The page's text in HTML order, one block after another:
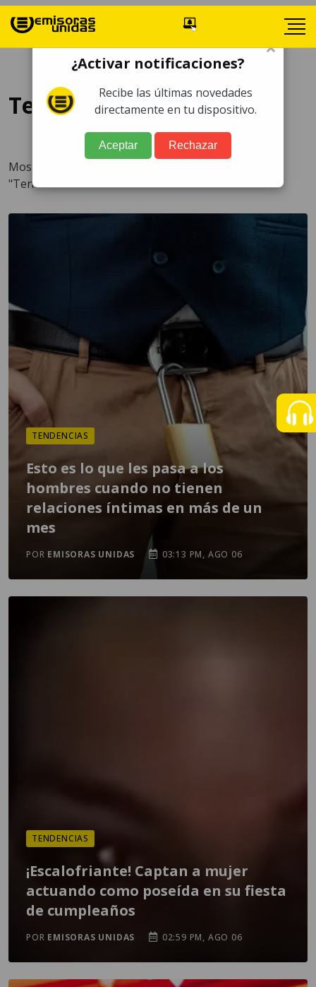
Tendencias
Mostrando 4.045 artículos para la categoría
"Tendencias"
TENDENCIAS
Esto es lo que les pasa a los
hombres cuando no tienen
relaciones íntimas en más de un
mes
POR EMISORAS UNIDAS 03:13 PM, AGO 06
TENDENCIAS
¡Escalofriante! Captan a mujer
actuando como poseída en su fiesta
de cumpleaños
POR EMISORAS UNIDAS 02:59 PM, AGO 06
×
¿Activar notificaciones?
Recibe las últimas novedades
directamente en tu dispositivo.
Aceptar Rechazar